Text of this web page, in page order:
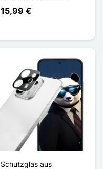
15,99 €
Schutzglas aus